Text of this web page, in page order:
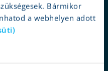
Bármikor
a webhelyen adott